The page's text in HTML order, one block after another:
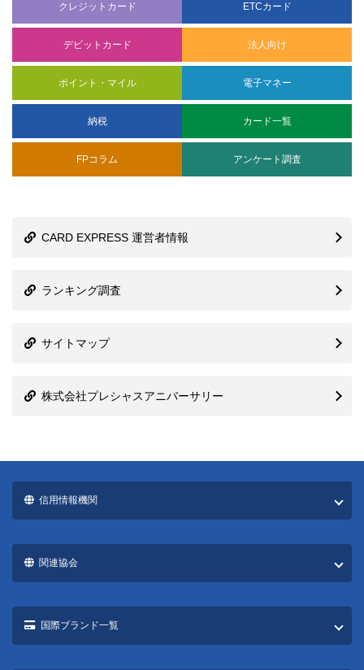
クレジットカード ETCカード
デビットカード 法人向け
ポイント・マイル 電子マネー
納税 カード一覧
FPコラム アンケート調査
CARD EXPRESS 運営者情報
ランキング調査
サイトマップ
株式会社プレシャスアニバーサリー
信用情報機関
関連協会
国際ブランド一覧